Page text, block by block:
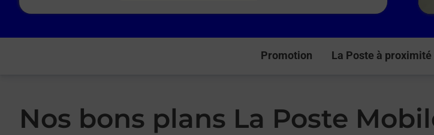
Promotion La Poste à proximité
Nos bons plans La Poste